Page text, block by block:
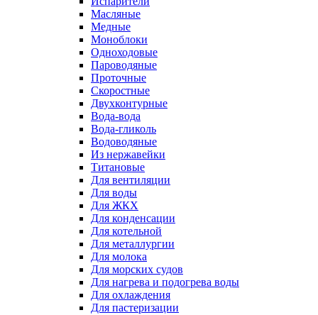
Масляные
Медные
Моноблоки
Одноходовые
Пароводяные
Проточные
Скоростные
Двухконтурные
Вода-вода
Вода-гликоль
Водоводяные
Из нержавейки
Титановые
Для вентиляции
Для воды
Для ЖКХ
Для конденсации
Для котельной
Для металлургии
Для молока
Для морских судов
Для нагрева и подогрева воды
Для охлаждения
Для пастеризации